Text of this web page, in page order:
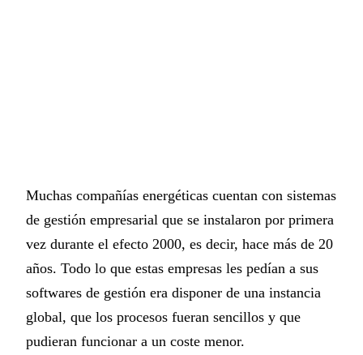
Muchas compañías energéticas cuentan con sistemas
de gestión empresarial que se instalaron por primera
vez durante el efecto 2000, es decir, hace más de 20
años. Todo lo que estas empresas les pedían a sus
softwares de gestión era disponer de una instancia
global, que los procesos fueran sencillos y que
pudieran funcionar a un coste menor.